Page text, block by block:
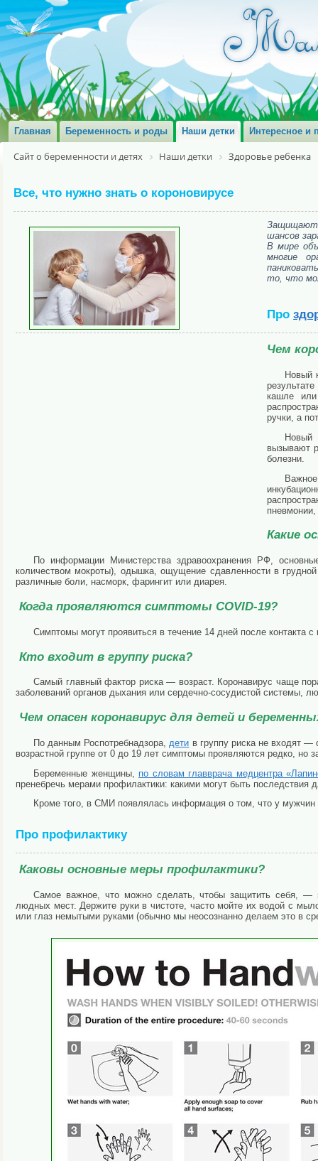
Главная Беременность и роды Наши детки Интересное и
Сайт о беременности и детях Наши детки Здоровье ребенка
Все, что нужно знать о короновирусе
Защищают
шансов
В мире
многие
то, что
Про
Чем
Новый
кашле
ручки, а
Новый
вызывают
болезни.
пневмонии,
Какие
По информации Министерства здравоохранения РФ,
количеством мокроты), одышка, ощущение сдавленности в
различные боли, насморк, фарингит или диарея.
Когда проявляются симптомы COVID-19?
Симптомы могут проявиться в течение 14 дней после контакта
Кто входит в группу риска?
Самый главный фактор риска — возраст. Коронавирус чаще
заболеваний органов дыхания или сердечно-сосудистой системы,
Чем опасен коронавирус для детей и
По данным Роспотребнадзора, дети в группу риска не входят
возрастной группе от 0 до 19 лет симптомы проявляются редко, но
Беременные женщины, по словам главврача медцентра
пренебречь мерами профилактики: какими могут быть последствия
Кроме того, в СМИ появлялась информация о том, что у
Про профилактику
Каковы основные меры профилактики?
Самое важное, что можно сделать, чтобы защитить себя, —
людных мест. Держите руки в чистоте, часто мойте их водой с
или глаз немытыми руками (обычно мы неосознанно делаем это в